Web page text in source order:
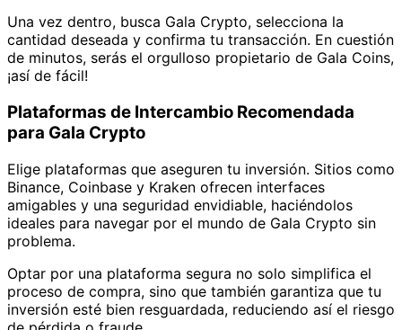
Una vez dentro, busca Gala Crypto, selecciona la
cantidad deseada y confirma tu transacción. En cuestión
de minutos, serás el orgulloso propietario de Gala Coins,
¡así de fácil!
Plataformas de Intercambio Recomendada
para Gala Crypto
Elige plataformas que aseguren tu inversión. Sitios como
Binance, Coinbase y Kraken ofrecen interfaces
amigables y una seguridad envidiable, haciéndolos
ideales para navegar por el mundo de Gala Crypto sin
problema.
Optar por una plataforma segura no solo simplifica el
proceso de compra, sino que también garantiza que tu
inversión esté bien resguardada, reduciendo así el riesgo